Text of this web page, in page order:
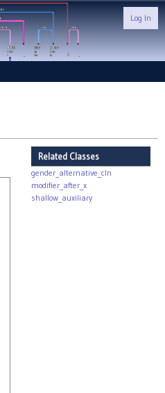
Log In
Related Classes
gender_alternative_cln
modifier_after_x
shallow_auxiliary